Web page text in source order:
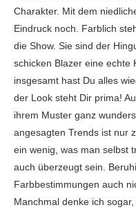
Charakter. Mit dem
Eindruck noch. Farblich
die Show. Sie sind der
schicken Blazer eine echte
insgesamt hast Du alles
der Look steht Dir prima!
ihrem Muster ganz
angesagten Trends ist nur
ein wenig, was man selbst
auch überzeugt sein.
Farbbestimmungen auch
Manchmal denke ich